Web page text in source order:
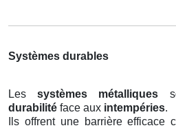
Systèmes durables
Lessystèmes métalliques
durabilité face aux intempéries.
Ils offrent une barrière efficace